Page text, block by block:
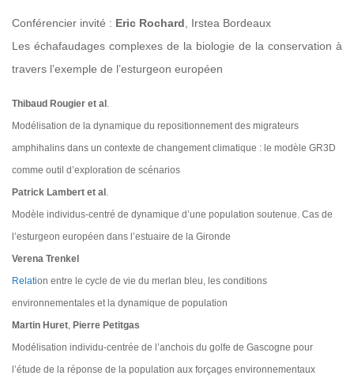
Conférencier invité : Eric Rochard
, Irstea Bordeaux
Les échafaudages complexes de la biologie de la conservation à
travers l’exemple de l’esturgeon européen
Thibaud Rougier et al
Modélisation de la dynamique du repositionnement des migrateurs
amphihalins dans un contexte de changement climatique : le modèle GR3D
comme outil d’exploration de scénarios
Patrick Lambert et al
Modèle individus-centré de dynamique d’une population soutenue. Cas de
l’esturgeon européen dans l’estuaire de la Gironde
Verena Trenkel
Relation entre le cycle de vie du merlan bleu, les conditions
environnementales et la dynamique de population
Martin Huret Pierre Petitgas
Modélisation individu-centrée de l’anchois du golfe de Gascogne pour
l’étude de la réponse de la population aux forçages environnementaux